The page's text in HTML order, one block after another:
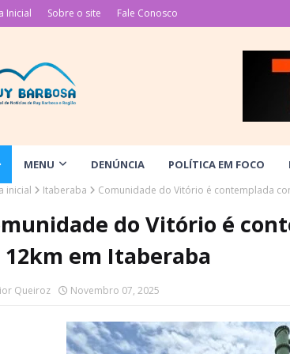
Inicial Sobre o site Fale Conosco
MENU DENÚNCIA POLÍTICA EM FOCO
inicial Itaberaba Comunidade do Vitório é contemplada
do Vitório é
12km em Itaberaba
Queiroz Novembro 07, 2025